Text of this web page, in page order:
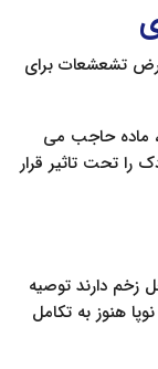
تشعشعات برای
ماده حاجب می
را تحت تاثیر قرار
زخم دارند توصیه
هنوز به تکامل